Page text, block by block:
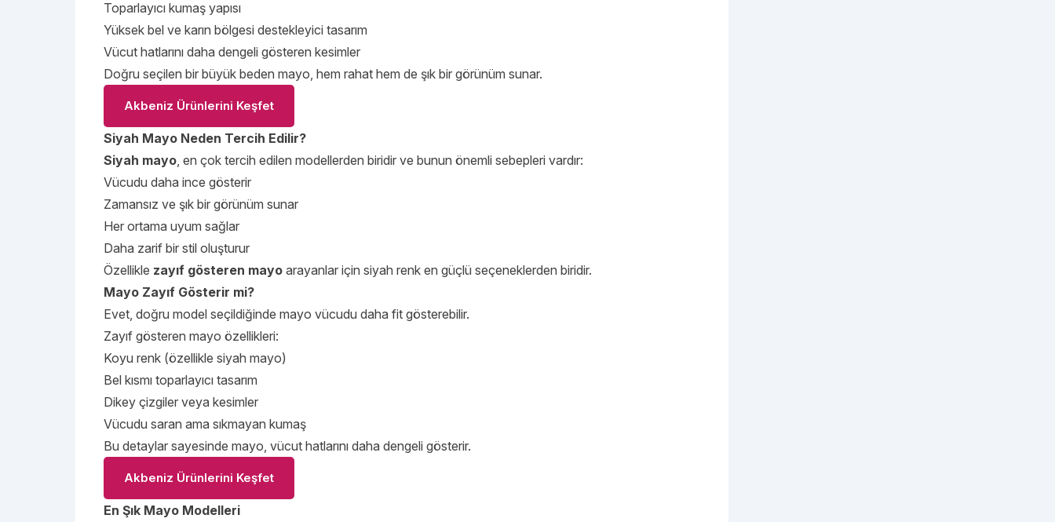
Toparlayıcı kumaş yapısı
Yüksek bel ve karın bölgesi destekleyici tasarım
Vücut hatlarını daha dengeli gösteren kesimler
Doğru seçilen bir büyük beden mayo, hem rahat hem de şık bir görünüm sunar.
Akbeniz Ürünlerini Keşfet
Siyah Mayo Neden Tercih Edilir?
Siyah mayo, en çok tercih edilen modellerden biridir ve bunun önemli sebepleri vardır:
Vücudu daha ince gösterir
Zamansız ve şık bir görünüm sunar
Her ortama uyum sağlar
Daha zarif bir stil oluşturur
Özellikle zayıf gösteren mayo arayanlar için siyah renk en güçlü seçeneklerden biridir.
Mayo Zayıf Gösterir mi?
Evet, doğru model seçildiğinde mayo vücudu daha fit gösterebilir.
Zayıf gösteren mayo özellikleri:
Koyu renk (özellikle siyah mayo)
Bel kısmı toparlayıcı tasarım
Dikey çizgiler veya kesimler
Vücudu saran ama sıkmayan kumaş
Bu detaylar sayesinde mayo, vücut hatlarını daha dengeli gösterir.
Akbeniz Ürünlerini Keşfet
En Şık Mayo Modelleri